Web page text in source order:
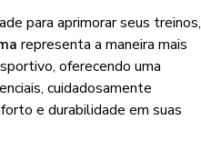
para aprimorar seus treinos,
representa a maneira mais
oferecendo uma
cuidadosamente
e durabilidade em suas